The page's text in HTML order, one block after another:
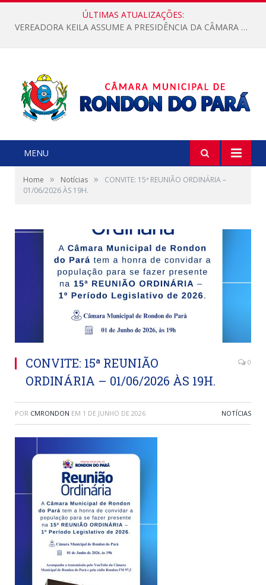
ÚLTIMAS ATUALIZAÇÕES:
VEREADORA KEILA ASSUME A PRESIDÊNCIA DA CÂMARA MUNICIPAL.
MENU
Home » Notícias »
CONVITE: 15ª REUNIÃO ORDINÁRIA –
01/06/2026 ÀS 19H.
CONVITE: 15ª REUNIÃO
ORDINÁRIA – 01/06/2026 ÀS 19H.
0
POR CMRONDON EM 1 DE JUNHO DE 2026 NOTÍCIAS